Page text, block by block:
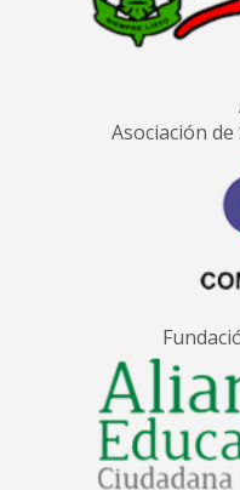
Asociación de